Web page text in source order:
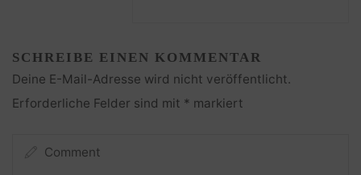
SCHREIBE EINEN KOMMENTAR
Deine E-Mail-Adresse wird nicht veröffentlicht.
Erforderliche Felder sind mit * markiert